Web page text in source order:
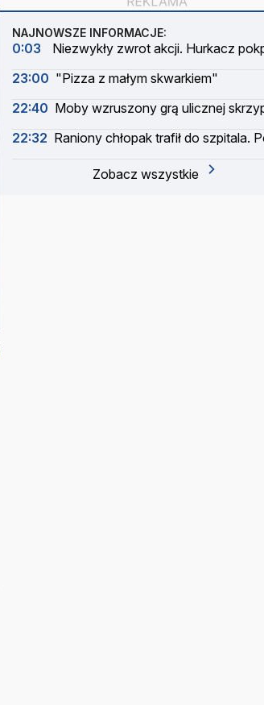
NAJNOWSZE INFORMACJE:
0:03
Niezwykły zwrot akcji. Hurkacz
23:00 "Pizza z małym skwarkiem"
22:40 Moby wzruszony grą ulicznej
22:32 Raniony chłopak trafił do szpitala.
Zobacz wszystkie